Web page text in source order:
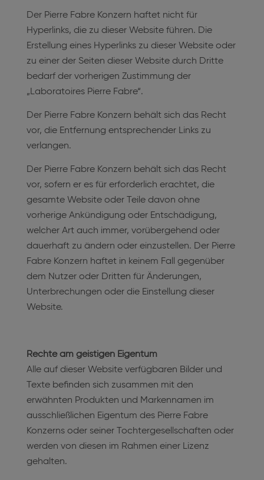
Der Pierre Fabre Konzern haftet nicht für
Hyperlinks, die zu dieser Website führen. Die
Erstellung eines Hyperlinks zu dieser Website oder
zu einer der Seiten dieser Website durch Dritte
bedarf der vorherigen Zustimmung der
„Laboratoires Pierre Fabre“.
Der Pierre Fabre Konzern behält sich das Recht
vor, die Entfernung entsprechender Links zu
verlangen.
Der Pierre Fabre Konzern behält sich das Recht
vor, sofern er es für erforderlich erachtet, die
gesamte Website oder Teile davon ohne
vorherige Ankündigung oder Entschädigung,
welcher Art auch immer, vorübergehend oder
dauerhaft zu ändern oder einzustellen. Der Pierre
Fabre Konzern haftet in keinem Fall gegenüber
dem Nutzer oder Dritten für Änderungen,
Unterbrechungen oder die Einstellung dieser
Website.
Rechte am geistigen Eigentum
Alle auf dieser Website verfügbaren Bilder und
Texte befinden sich zusammen mit den
erwähnten Produkten und Markennamen im
ausschließlichen Eigentum des Pierre Fabre
Konzerns oder seiner Tochtergesellschaften oder
werden von diesen im Rahmen einer Lizenz
gehalten.